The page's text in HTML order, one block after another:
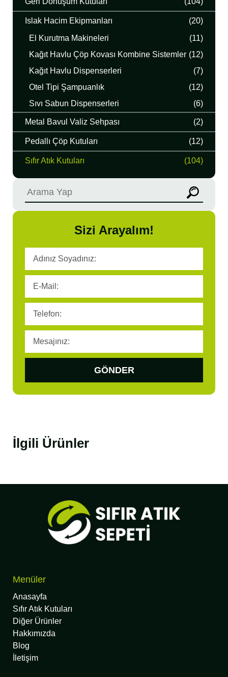
Islak Hacim Ekipmanları
(20)
El Kurutma Makineleri
(11)
Kağıt Havlu Çöp Kovası Kombine Sistemler (12)
Kağıt Havlu Dispenserleri
(7)
Otel Tipi Şampuanlık
(12)
Sıvı Sabun Dispenserleri
(6)
Metal Bavul Valiz Sehpası (2)
Pedallı Çöp Kutuları (12)
Sıfır Atık Kutuları (104)
Sizi Arayalım!
GÖNDER
İlgili Ürünler
Menüler
Anasayfa
Sıfır Atık Kutuları
Diğer Ürünler
Hakkımızda
Blog
İletişim